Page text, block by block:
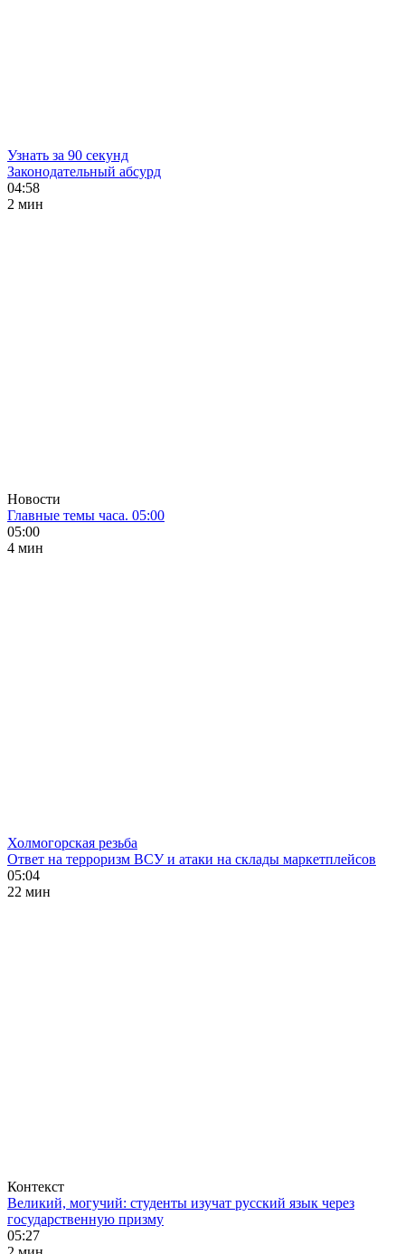
Узнать за 90 секунд
Законодательный абсурд
04:58
2 мин
Новости
Главные темы часа. 05:00
05:00
4 мин
Холмогорская резьба
Ответ на терроризм ВСУ и атаки на склады маркетплейсов
05:04
22 мин
Контекст
Великий, могучий: студенты изучат русский язык через
государственную призму
05:27